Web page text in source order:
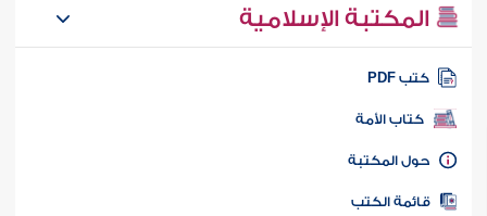
المكتبة الإسلامية
كتب PDF
كتاب الأمة
المكتبة